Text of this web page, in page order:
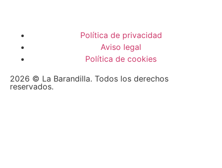
2026 © La Barandilla. Todos los derechos
reservados.
Política de privacidad
Aviso legal
Política de cookies